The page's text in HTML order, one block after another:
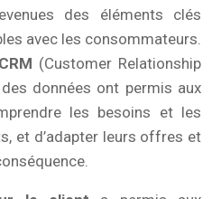
des éléments clés
avec les consommateurs.
CRM (Customer Relationship
données ont permis aux
les besoins et les
et d’adapter leurs offres et